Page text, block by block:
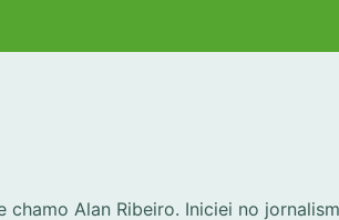
chamo Alan Ribeiro. Iniciei no